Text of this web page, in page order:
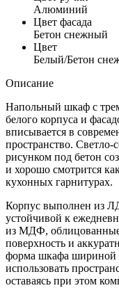
Алюминий
Цвет фасада
Бетон снежный
Цвет
Белый/Бетон
Описание
Напольный шкаф с
белого корпуса и
вписывается в
пространство.
рисунком под бетон
и хорошо смотрится
кухонных гарнитурах.
Корпус выполнен из
устойчивой к
из МДФ,
поверхность и
форма шкафа шириной
использовать
оставаясь при этом